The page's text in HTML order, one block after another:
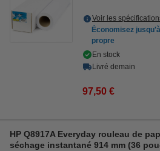
Voir les
Économisez jusqu'à
propre
En stock
Livré demain
97,50 €
HP Q8917A Everyday rouleau de
séchage instantané 914 mm (36